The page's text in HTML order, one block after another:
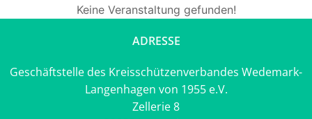
Keine Veranstaltung gefunden!
ADRESSE
Geschäftstelle des Kreisschützenverbandes Wedemark-
Langenhagen von 1955 e.V.
Zellerie 8